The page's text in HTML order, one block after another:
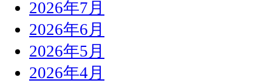
2026年7月
2026年6月
2026年5月
2026年4月